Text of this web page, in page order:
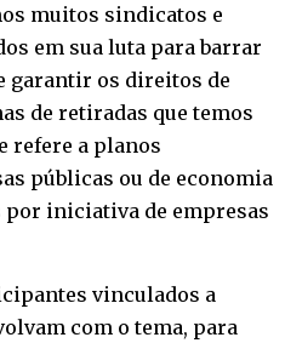
muitos sindicatos e
em sua luta para barrar
garantir os direitos de
de retiradas que temos
refere a planos
públicas ou de economia
iniciativa de empresas
vinculados a
com o tema, para